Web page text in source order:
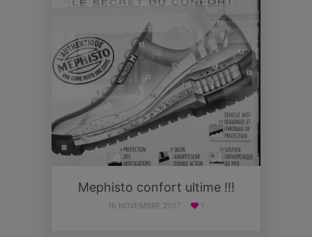
Mephisto confort ultime !!!
16 NOVEMBRE 2017 1